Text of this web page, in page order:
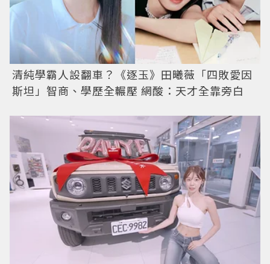
清純學霸人設翻車？《逐玉》田曦薇「四敗愛因
斯坦」智商、學歷全輾壓 網酸：天才全靠旁白